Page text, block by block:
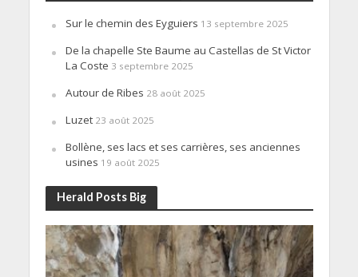
Sur le chemin des Eyguiers 13 septembre 2025
De la chapelle Ste Baume au Castellas de St Victor
La Coste 3 septembre 2025
Autour de Ribes 28 août 2025
Luzet 23 août 2025
Bollène, ses lacs et ses carrières, ses anciennes
usines 19 août 2025
Herald Posts Big